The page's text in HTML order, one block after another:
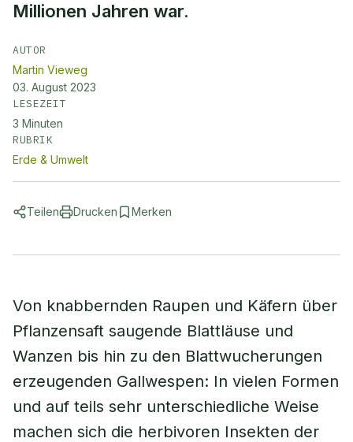
Millionen Jahren war.
AUTOR
Martin Vieweg
03. August 2023
LESEZEIT
3 Minuten
RUBRIK
Erde & Umwelt
Teilen Drucken Merken
Von knabbernden Raupen und Käfern über
Pflanzensaft saugende Blattläuse und
Wanzen bis hin zu den Blattwucherungen
erzeugenden Gallwespen: In vielen Formen
und auf teils sehr unterschiedliche Weise
machen sich die herbivoren Insekten der